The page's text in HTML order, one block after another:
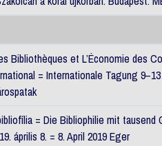
Bibliothèques et L’Économie des
= Internationale Tagung
= Die Bibliophilie mit
április 8. = 8. April 2019 Eger